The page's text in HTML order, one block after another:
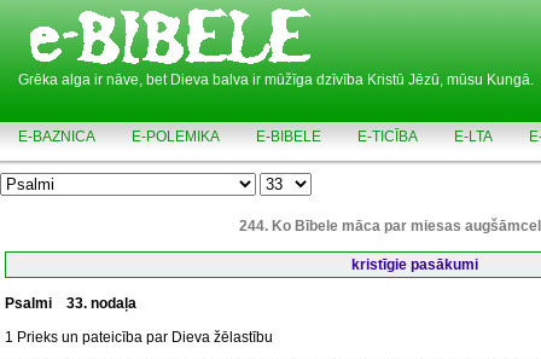
Grēka alga ir nāve, bet Dieva balva ir mūžīga dzīvība Kristū Jēzū, mūsu Kungā.
E-BAZNICA E-POLEMIKA E-BIBELE E-TICĪBA E-LTA
244. Ko Bībele māca par miesas
kristīgie pasākumi
Psalmi
33. nodaļa
1 Prieks un pateicība par Dieva žēlastību